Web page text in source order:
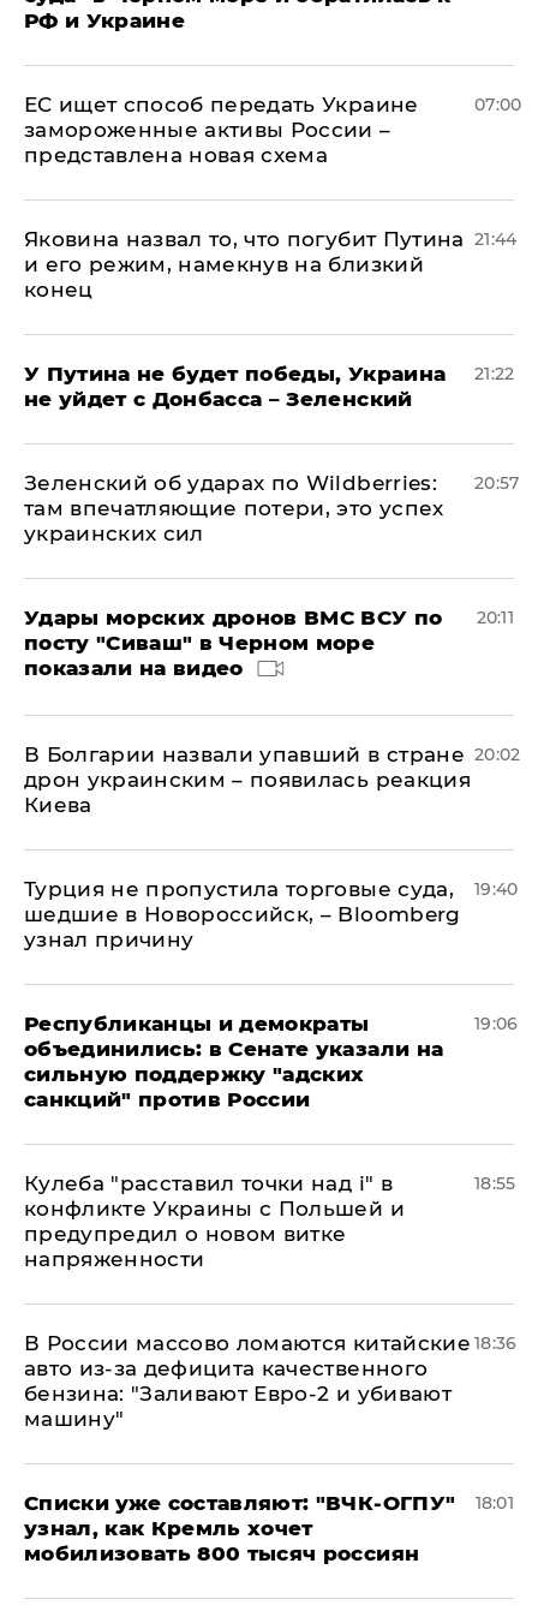
РФ и Украине
ЕС ищет способ передать Украине
замороженные активы России –
представлена новая схема
07:00
Яковина назвал то, что погубит Путина
и его режим, намекнув на близкий
конец
21:44
У Путина не будет победы, Украина
не уйдет с Донбасса – Зеленский
21:22
Зеленский об ударах по Wildberries:
там впечатляющие потери, это успех
украинских сил
20:57
Удары морских дронов ВМС ВСУ по
посту "Сиваш" в Черном море
показали на видео
20:11
В Болгарии назвали упавший в стране
дрон украинским – появилась реакция
Киева
20:02
Турция не пропустила торговые суда,
шедшие в Новороссийск, – Bloomberg
узнал причину
19:40
Республиканцы и демократы
объединились: в Сенате указали на
сильную поддержку "адских
санкций" против России
19:06
Кулеба "расставил точки над і" в
конфликте Украины с Польшей и
предупредил о новом витке
напряженности
18:55
В России массово ломаются китайские
авто из-за дефицита качественного
бензина: "Заливают Евро-2 и убивают
машину"
18:36
Списки уже составляют: "ВЧК-ОГПУ"
узнал, как Кремль хочет
мобилизовать 800 тысяч россиян
18:01